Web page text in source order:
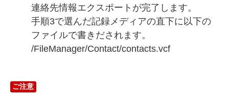
連絡先情報エクスポートが完了します。
手順3で選んだ記録メディアの直下に以下の
ファイルで書きだされます。
/FileManager/Contact/contacts.vcf
ご注意